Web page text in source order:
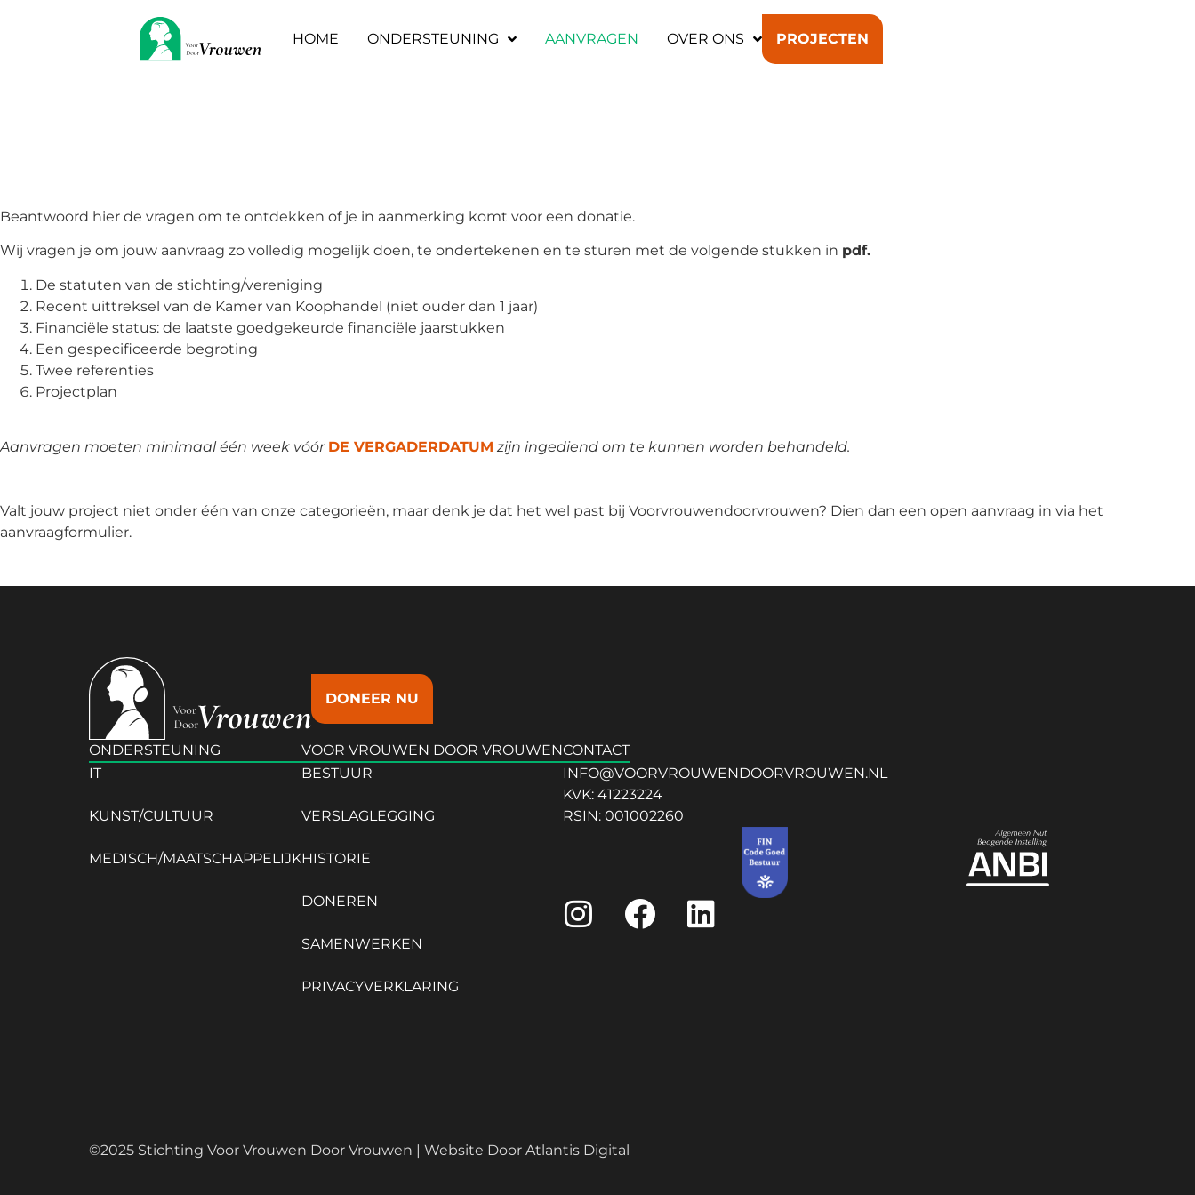
HOME ONDERSTEUNING AANVRAGEN OVER ONS PROJECTEN
Beantwoord hier de vragen om te ontdekken of je in aanmerking komt voor een donatie.
Wij vragen je om jouw aanvraag zo volledig mogelijk doen, te ondertekenen en te sturen met de volgende stukken in pdf.
De statuten van de stichting/vereniging
Recent uittreksel van de Kamer van Koophandel (niet ouder dan 1 jaar)
Financiële status: de laatste goedgekeurde financiële jaarstukken
Een gespecificeerde begroting
Twee referenties
Projectplan
Aanvragen moeten minimaal één week vóór DE VERGADERDATUM zijn ingediend om te kunnen worden behandeld.
Valt jouw project niet onder één van onze categorieën, maar denk je dat het wel past bij Voorvrouwendoorvrouwen? Dien dan een open aanvraag in via het
aanvraagformulier.
DONEER NU
ONDERSTEUNING
IT
KUNST/CULTUUR
MEDISCH/MAATSCHAPPELIJK
VOOR VROUWEN DOOR VROUWEN
BESTUUR
VERSLAGLEGGING
HISTORIE
DONEREN
SAMENWERKEN
PRIVACYVERKLARING
CONTACT
INFO@VOORVROUWENDOORVROUWEN.NL
KVK: 41223224
RSIN: 001002260
©️2025 Stichting Voor Vrouwen Door Vrouwen | Website Door Atlantis Digital